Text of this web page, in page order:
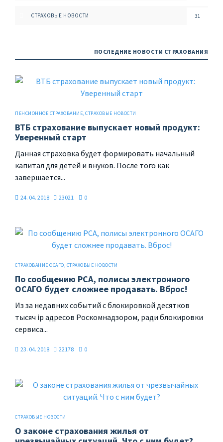
СТРАХОВЫЕ НОВОСТИ 31
ПОСЛЕДНИЕ НОВОСТИ СТРАХОВАНИЯ
ПЕНСИОННОЕ СТРАХОВАНИЕ, СТРАХОВЫЕ НОВОСТИ
ВТБ страхование выпускает новый продукт:
Уверенный старт
Данная страховка будет формировать начальный
капитал для детей и внуков. После того как
завершается...
24. 04. 2018 23021 0
СТРАХОВАНИЕ ОСАГО, СТРАХОВЫЕ НОВОСТИ
По сообщению РСА, полисы электронного
ОСАГО будет сложнее продавать. Вброс!
Из за недавних событий с блокировкой десятков
тысяч ip адресов Роскомнадзором, ради блокировки
сервиса...
23. 04. 2018 22178 0
СТРАХОВЫЕ НОВОСТИ
О законе страхования жилья от